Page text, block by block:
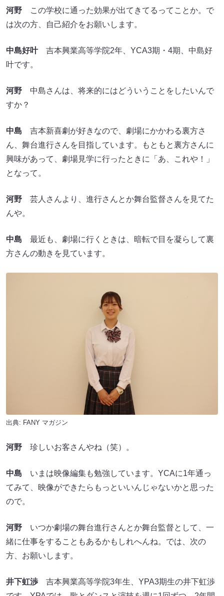
河野 この学校に通った効果が出てきてるってことか。で
は次の方、自己紹介をお願いします。
中島好叶吉本興業高等学院2年、YCA3期・4期、中島好
叶です。
河野 中島さんは、将来的にはどういうことをしたいんで
すか？
中島 吉本新喜劇が好きなので、劇場にかかわる裏方さ
ん、舞台進行さんを目指しています。もともと裏方さんに
興味があって、劇場見学に行ったときに「あ、これや！」
となって。
河野 芸人さんより、進行さんとか舞台監督さんを見てた
んや。
中島 最近も、劇場に行くときは、暗転で目を凝らして裏
方さんの動きを見ています。
出典: FANY マガジン
河野 珍しいお客さんやね（笑）。
中島 いまは映像編集も勉強しています。YCAに1年通っ
てみて、映像ができたらもっといいんじゃないかと思った
ので。
河野 いつか劇場の舞台進行さんとか舞台監督として、一
緒に仕事をすることもあるかもしれへんね。では、次の
方、お願いします。
井下虹渉 吉本興業高等学院3年生、YPA3期生の井下虹渉